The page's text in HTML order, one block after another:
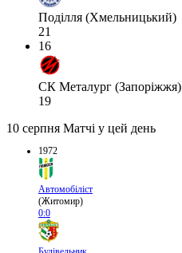
Поділля (Хмельницький)
21
16
СК Металург (Запоріжжя)
19
10 серпня Матчі у цей день
1972
Автомобіліст
(Житомир)
0:0